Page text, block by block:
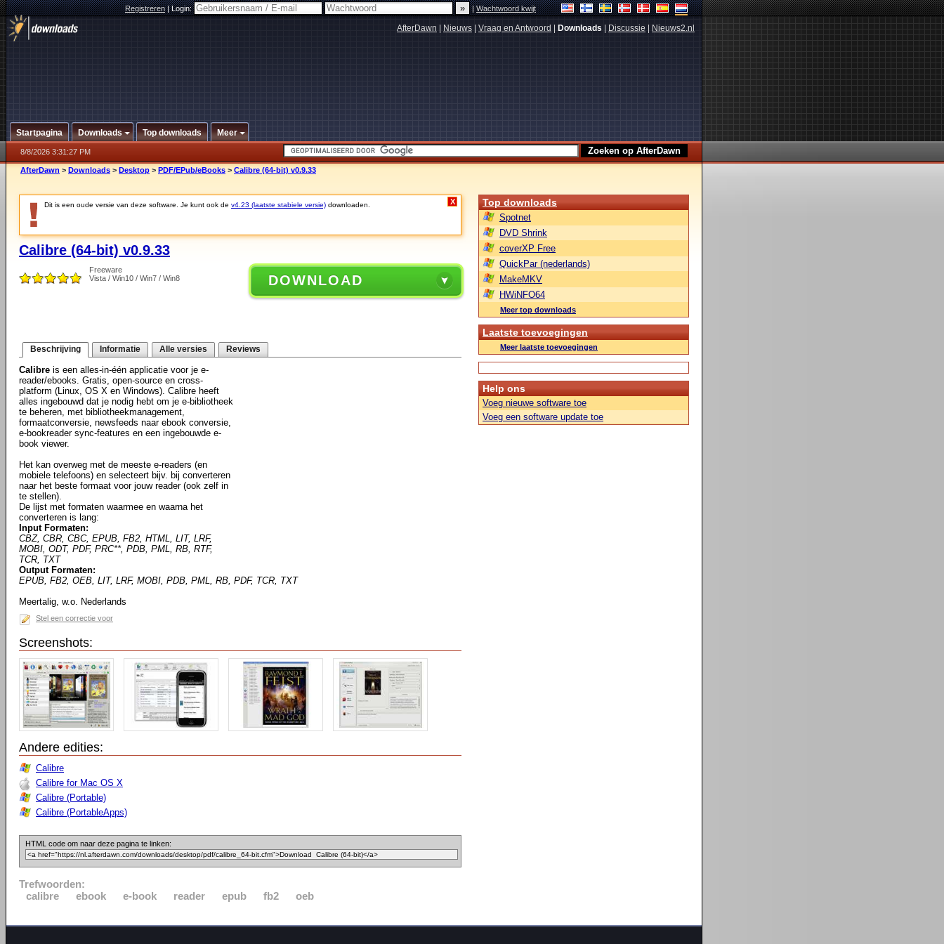
Registreren|Login: |Wachtwoord kwijt
AfterDawn Nieuws Vraag en Antwoord Downloads Discussie Nieuws2.nl
Startpagina Downloads Top downloads Meer
8/8/2026 3:31:27 PM
AfterDawn > Downloads > Desktop > PDF/EPub/eBooks > Calibre (64-bit) v0.9.33
Dit is een oude versie van deze software. Je kunt ook de v4.23 (laatste stabiele versie) downloaden. X
Calibre (64-bit) v0.9.33
Freeware
Vista / Win10 / Win7 / Win8
DOWNLOAD
Beschrijving Informatie Alle versies Reviews
Calibre is een alles-in-één applicatie voor je e-
reader/ebooks. Gratis, open-source en cross-
platform (Linux, OS X en Windows). Calibre heeft
alles ingebouwd dat je nodig hebt om je e-bibliotheek
te beheren, met bibliotheekmanagement,
formaatconversie, newsfeeds naar ebook conversie,
e-bookreader sync-features en een ingebouwde e-
book viewer.
Het kan overweg met de meeste e-readers (en
mobiele telefoons) en selecteert bijv. bij converteren
naar het beste formaat voor jouw reader (ook zelf in
te stellen).
De lijst met formaten waarmee en waarna het
converteren is lang:
Input Formaten:
CBZ, CBR, CBC, EPUB, FB2, HTML, LIT, LRF,
MOBI, ODT, PDF, PRC**, PDB, PML, RB, RTF,
TCR, TXT
Output Formaten:
EPUB, FB2, OEB, LIT, LRF, MOBI, PDB, PML, RB, PDF, TCR, TXT
Meertalig, w.o. Nederlands
Stel een correctie voor
Screenshots:
Andere edities:
Calibre
Calibre for Mac OS X
Calibre (Portable)
Calibre (PortableApps)
HTML code om naar deze pagina te linken:
Trefwoorden:
calibre
ebook e-book reader epub fb2 oeb
Top downloads
Spotnet
DVD Shrink
coverXP Free
QuickPar (nederlands)
MakeMKV
HWiNFO64
Meer top downloads
Laatste toevoegingen
Meer laatste toevoegingen
Help ons
Voeg nieuwe software toe
Voeg een software update toe